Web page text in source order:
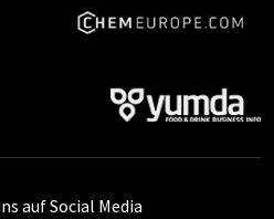
auf Social Media